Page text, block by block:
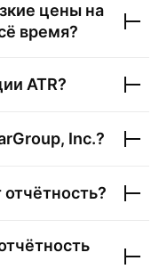
цены на
время?
ATR?
Inc.?